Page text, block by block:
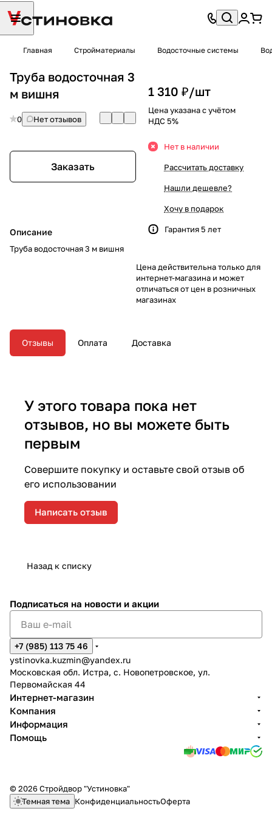
Главная Стройматериалы Водосточные системы
Труба водосточная 3
м вишня
0 Нет отзывов
Заказать
Описание
Труба водосточная 3 м вишня
1 310 ₽/шт
Цена указана с учётом
НДС 5%
Нет в наличии
Рассчитать доставку
Нашли дешевле?
Хочу в подарок
Гарантия 5 лет
Цена действительна только для
интернет-магазина и может
отличаться от цен в розничных
магазинах
Отзывы Оплата Доставка
У этого товара пока нет
отзывов, но вы можете быть
первым
Совершите покупку и оставьте свой отзыв об
его использовании
Написать отзыв
Назад к списку
Подписаться на новости и акции
+7 (985) 113 75 46
ystinovka.kuzmin@yandex.ru
Московская обл. Истра, с. Новопетровское, ул.
Первомайская 44
Интернет-магазин
Компания
Информация
Помощь
© 2026 Стройдвор "Устиновка"
Темная тема КонфиденциальностьОферта